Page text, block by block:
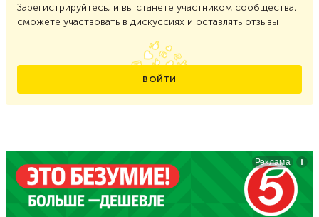
Зарегистрируйтесь, и вы станете участником сообщества,
сможете участвовать в дискуссиях и оставлять отзывы
ВОЙТИ